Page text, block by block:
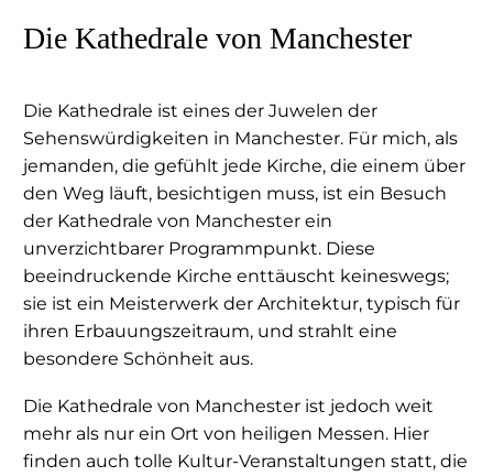
Die Kathedrale von Manchester
Die Kathedrale ist eines der Juwelen der
Sehenswürdigkeiten in Manchester. Für mich, als
jemanden, die gefühlt jede Kirche, die einem über
den Weg läuft, besichtigen muss, ist ein Besuch
der Kathedrale von Manchester ein
unverzichtbarer Programmpunkt. Diese
beeindruckende Kirche enttäuscht keineswegs;
sie ist ein Meisterwerk der Architektur, typisch für
ihren Erbauungszeitraum, und strahlt eine
besondere Schönheit aus.
Die Kathedrale von Manchester ist jedoch weit
mehr als nur ein Ort von heiligen Messen. Hier
finden auch tolle Kultur-Veranstaltungen statt, die